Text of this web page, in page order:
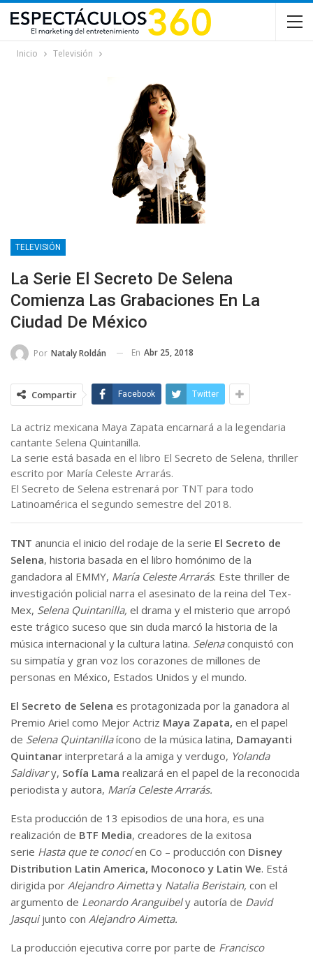
Inicio Televisión
TELEVISIÓN
La Serie El Secreto De Selena
Comienza Las Grabaciones En La
Ciudad De México
Por Nataly Roldán En Abr 25, 2018
Compartir Facebook Twitter
La actriz mexicana Maya Zapata encarnará a la legendaria
cantante Selena Quintanilla.
La serie está basada en el libro El Secreto de Selena, thriller
escrito por María Celeste Arrarás.
El Secreto de Selena estrenará por TNT para todo
Latinoamérica el segundo semestre del 2018.
TNT anuncia el inicio del rodaje de la serie El Secreto de
Selena, historia basada en el libro homónimo de la
gandadora al EMMY, María Celeste Arrarás. Este thriller de
investigación policial narra el asesinato de la reina del Tex-
Mex, Selena Quintanilla, el drama y el misterio que arropó
este trágico suceso que sin duda marcó la historia de la
música internacional y la cultura latina. Selenaconquistó con
su simpatía y gran voz los corazones de millones de
personas en México, Estados Unidos y el mundo.
El Secreto de Selena es protagonizada por la ganadora al
Premio Ariel como Mejor Actriz Maya Zapata, en el papel
de Selena Quintanillaícono de la música latina, Damayanti
Quintanar interpretará a la amiga y verdugo, Yolanda
Saldivary, Sofía Lama realizará en el papel de la reconocida
periodista y autora, María Celeste Arrarás.
Esta producción de 13 episodios de una hora, es una
realización de BTF Media, creadores de la exitosa
serie Hasta que te conocíen Co – producción con Disney
Distribution Latin America, Moconoco y Latin We. Está
dirigida por Alejandro Aimettay Natalia Beristain, con el
argumento de Leonardo Aranguibely autoría de David
Jasquijunto con Alejandro Aimetta.
La producción ejecutiva corre por parte de Francisco